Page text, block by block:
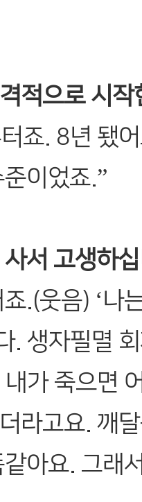
적으로 시
죠. 8년 됐
이었죠.”
서 고생하
.(웃음) ‘나
. 생자필멸
가 죽으면
라고요. 깨
아요. 그래